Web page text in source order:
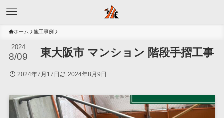
ホーム 施工事例
東大阪市 マンション 階段手摺工事
2024
8/09
2024年7月17日 2024年8月9日